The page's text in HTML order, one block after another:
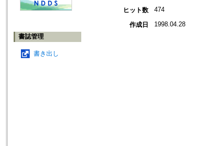
書誌管理
書き出し
ヒット数 474
作成日 1998.04.28